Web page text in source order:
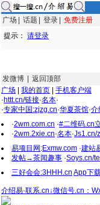
广场 话题 登录
免费注册
提示： 请登录
发微博
返回顶部
广场
我的首页
手机客户端
·httt.cn/链接·名本·
·专家中国:zjzg.cn·华夏茶馆·介
·2wm.com.cn ·#二维码.cn
·2wm.2xie.cn·名本·Js1.cn/
易项目网 :Exmw.com ·建站
发帖→茶闻趣事 ·Soys.cn/
三好会会:3HHH.cn App下
介绍易·联系.cn↓微信号.cn：